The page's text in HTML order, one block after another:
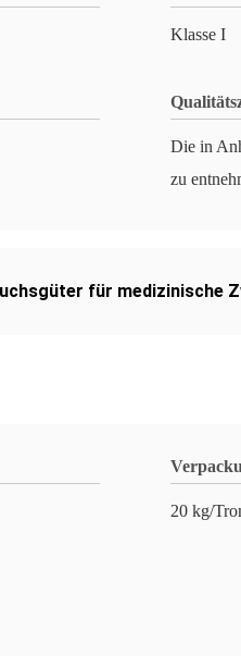
Klasse I
Die in
zu
für medizinische
20 kg/